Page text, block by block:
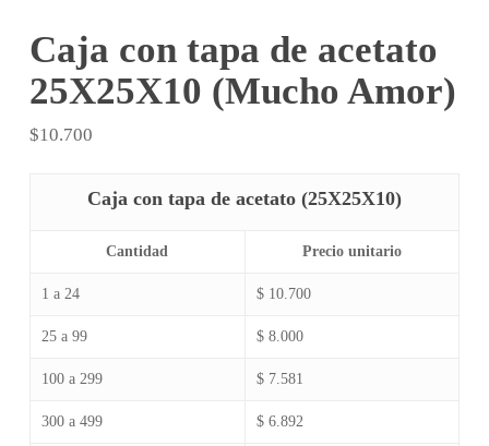
Caja con tapa de acetato
25X25X10 (Mucho Amor)
$10.700
Caja con tapa de acetato (25X25X10)
Cantidad Precio unitario
1 a 24 $ 10.700
25 a 99 $ 8.000
100 a 299 $ 7.581
300 a 499 $ 6.892